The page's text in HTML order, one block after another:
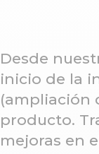
Desde
inicio de la
(ampliación
producto.
mejoras en